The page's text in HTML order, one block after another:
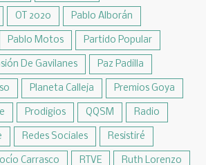
OT 2020 Pablo Alborán
Pablo Motos Partido Popular
De Gavilanes Paz Padilla
Planeta Calleja Premios Goya
Prodigios QQSM Radio
Redes Sociales Resistiré
Carrasco RTVE Ruth Lorenzo